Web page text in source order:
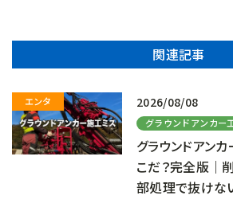
関連記事
2026/08/08
グラウンドアンカー
グラウンドアン
こだ？完全版｜
部処理で抜けな